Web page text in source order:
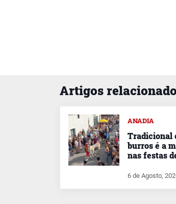
Artigos
ANADIA
Tradicional
burros é a
nas festas
6 de Agosto,